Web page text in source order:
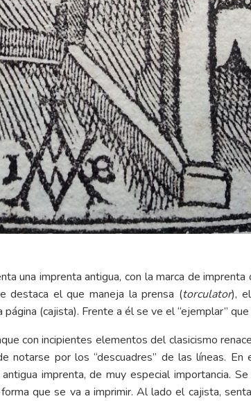
una imprenta antigua, con la marca de
destaca el que maneja la prensa (torculator),
(cajista). Frente a él se ve el “ejemplar”
con incipientes elementos del clasicismo
notarse por los “descuadres” de las líneas. En
imprenta, de muy especial importancia.
que se va a imprimir. Al lado el cajista,